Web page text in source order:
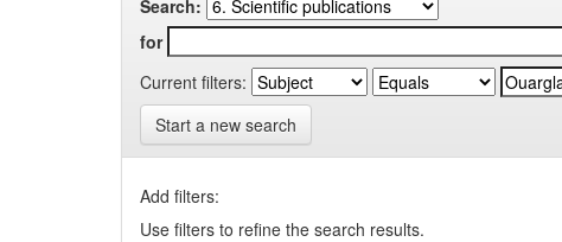
Search:
for
Current filters:
Start a new search
Add filters:
Use filters to refine the search results.